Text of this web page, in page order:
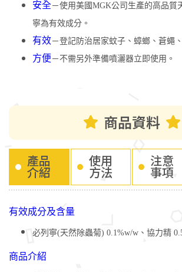
安全－使用美國MGK公司生產的高品質
寧為有效成分。
有效－登記防治居家蚊子、蟑螂、蒼蠅
方便 －不需另外準備噴灑器立即使用。
商品資料
產品
介紹
使用
方法
注意
事項
有效成分及含量
必列寧(天然除蟲菊) 0.1%w/w、協力精
商品介紹